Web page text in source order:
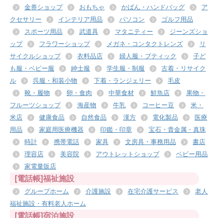
金券ショップ
おもちゃ かばん・ハンドバッグ
ア
クセサリー
インテリア用品 パソコン
ゴルフ用品
スポーツ用品
武道具 マタニティー
ジーンズショ
ップ
フラワーショップ メガネ・コンタクトレンズ
リ
サイクルショップ
衣料品店 婦人服・ブティック
子ど
も服・ベビー服
紳士服 学生服・制服
古着・リサイク
ル
呉服・和装小物 下着・ランジェリー
毛皮
靴・履物
卵・食肉 中華食材 鮮魚店
果物・
フルーツショップ
海産物 牛乳 コーヒー豆
米・
米店
健康食品 自然食品 漢方 電化製品
医療
用品
家庭用医療機器 印鑑・印章
宝石・貴金属・真珠
時計
携帯電話 家具 文房具・事務用品
書店
理容店
美容院 アウトレットショップ
ベビー用品
家電量販店
[電話帳]福祉施設
グループホーム 介護施設 在宅介護サービス
老人
福祉施設・有料老人ホーム
[電話帳]宿泊施設